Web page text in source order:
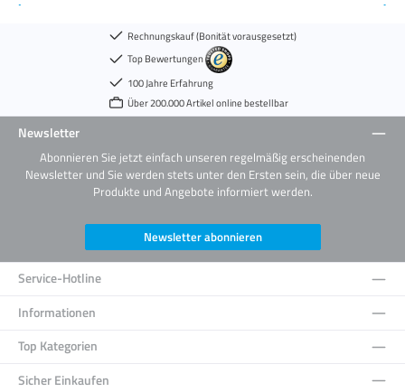
Rechnungskauf (Bonität vorausgesetzt)
Top Bewertungen
100 Jahre Erfahrung
Über 200.000 Artikel online bestellbar
Newsletter
Abonnieren Sie jetzt einfach unseren regelmäßig erscheinenden
Newsletter und Sie werden stets unter den Ersten sein, die über neue
Produkte und Angebote informiert werden.
Newsletter abonnieren
Service-Hotline
Informationen
Top Kategorien
Sicher Einkaufen